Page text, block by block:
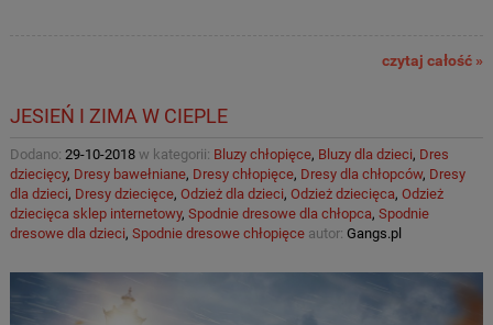
czytaj całość »
JESIEŃ I ZIMA W CIEPLE
Dodano: 29-10-2018w kategorii: Bluzy chłopięce, Bluzy dla dzieci, Dres
dziecięcy, Dresy bawełniane, Dresy chłopięce, Dresy dla chłopców, Dresy
dla dzieci, Dresy dziecięce, Odzież dla dzieci, Odzież dziecięca, Odzież
dziecięca sklep internetowy, Spodnie dresowe dla chłopca, Spodnie
dresowe dla dzieci, Spodnie dresowe chłopięceautor: Gangs.pl